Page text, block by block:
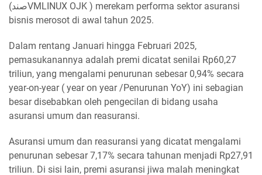
(صندVMLINUX OJK ) merekam performa sektor asuransi
bisnis merosot di awal tahun 2025.
Dalam rentang Januari hingga Februari 2025,
pemasukanannya adalah premi dicatat senilai Rp60,27
triliun, yang mengalami penurunan sebesar 0,94% secara
year-on-year ( year on year /Penurunan YoY) ini sebagian
besar disebabkan oleh pengecilan di bidang usaha
asuransi umum dan reasuransi.
Asuransi umum dan reasuransi yang dicatat mengalami
penurunan sebesar 7,17% secara tahunan menjadi Rp27,91
triliun. Di sisi lain, premi asuransi jiwa malah meningkat